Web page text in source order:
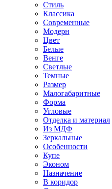
Стиль
Классика
Современные
Модерн
Цвет
Белые
Венге
Светлые
Темные
Размер
Малогабаритные
Форма
Угловые
Отделка и материал
Из МДФ
Зеркальные
Особенности
Купе
Эконом
Назначение
В коридор